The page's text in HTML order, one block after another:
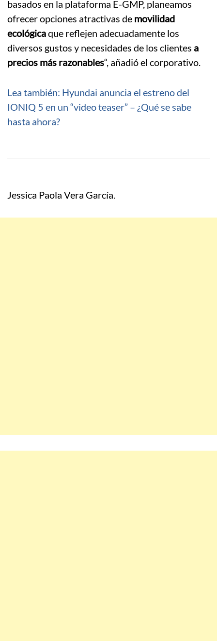
basados ​​en la plataforma E-GMP, planeamos
ofrecer opciones atractivas de movilidad
ecológicaque reflejen adecuadamente los
diversos gustos y necesidades de los clientes a
precios más razonables“, añadió el corporativo.
Lea también: Hyundai anuncia el estreno del
IONIQ 5 en un “video teaser” – ¿Qué se sabe
hasta ahora?
Jessica Paola Vera García.